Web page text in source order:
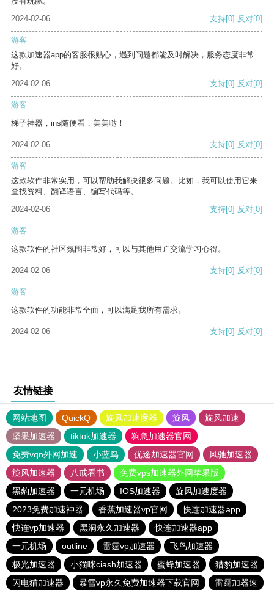
2024-02-06
支持[0] 反对[0]
游客
这款加速器app的客服很贴心，遇到问题都能及时解决，服务态度非常
好。
2024-02-06
支持[0] 反对[0]
游客
梯子神器，ins随便看，美美哒！
2024-02-06 支持[0] 反对[0]
游客
这款软件非常实用，可以帮助我解决很多问题。比如，我可以使用它来
查找资料、翻译语言、编写代码等。
2024-02-06
支持[0] 反对[0]
游客
这款软件的社区氛围非常好，可以与其他用户交流学习心得。
2024-02-06 支持[0] 反对[0]
游客
这款软件的功能非常全面，可以满足我所有需求。
2024-02-06 支持[0] 反对[0]
友情链接
网站地图 QuickQ 旋风加速度器 旋风
旋风加速
坚果加速器
tiktok加速器
狗急加速器官网
免费vqn外网加速
小蓝鸟 优途加速器官网
风驰加速器
旋风加速器
八戒看书
免费vps加速器外网苹果版
黑豹加速器
一元机场 IOS加速器
旋风加速度器
2023免费加速神器
香蕉加速器vp官网
快连加速器app
快连vp加速器
黑洞永久加速器
快连加速器app
一元机场
outline 雷霆vp加速器
飞鸟加速器
极光加速器
小猫咪ciash加速器 蜜蜂加速器
猎豹加速器
闪电猫加速器
暴雪vp永久免费加速器下载官网 雷霆加器速